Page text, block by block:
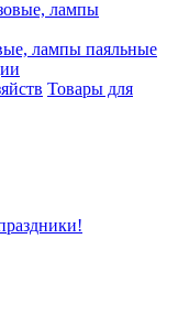
лампы паяльные
Товары для